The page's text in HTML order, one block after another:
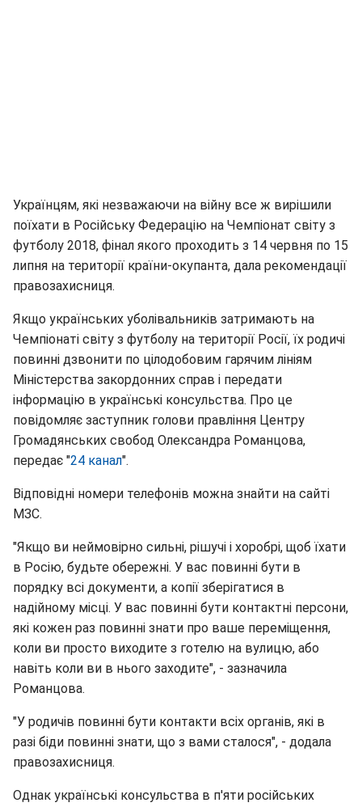
Українцям, які незважаючи на війну все ж вирішили
поїхати в Російську Федерацію на Чемпіонат світу з
футболу 2018, фінал якого проходить з 14 червня по 15
липня на території країни-окупанта, дала рекомендації
правозахисниця.
Якщо українських уболівальників затримають на
Чемпіонаті світу з футболу на території Росії, їх родичі
повинні дзвонити по цілодобовим гарячим лініям
Міністерства закордонних справ і передати
інформацію в українські консульства. Про це
повідомляє заступник голови правління Центру
Громадянських свобод Олександра Романцова,
передає "24 канал".
Відповідні номери телефонів можна знайти на сайті
МЗС.
"Якщо ви неймовірно сильні, рішучі і хоробрі, щоб їхати
в Росію, будьте обережні. У вас повинні бути в
порядку всі документи, а копії зберігатися в
надійному місці. У вас повинні бути контактні персони,
які кожен раз повинні знати про ваше переміщення,
коли ви просто виходите з готелю на вулицю, або
навіть коли ви в нього заходите", - зазначила
Романцова.
"У родичів повинні бути контакти всіх органів, які в
разі біди повинні знати, що з вами сталося", - додала
правозахисниця.
Однак українські консульства в п'яти російських